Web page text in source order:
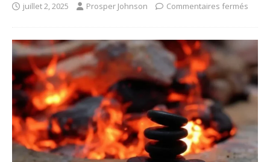
juillet 2, 2025 Prosper Johnson Commentaires fermés